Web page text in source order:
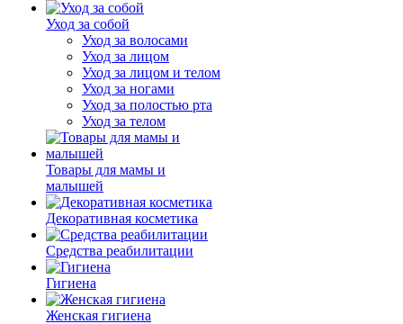
Уход за собой
Уход за волосами
Уход за лицом
Уход за лицом и телом
Уход за ногами
Уход за полостью рта
Уход за телом
Товары для мамы и
малышей
Декоративная косметика
Средства реабилитации
Гигиена
Женская гигиена